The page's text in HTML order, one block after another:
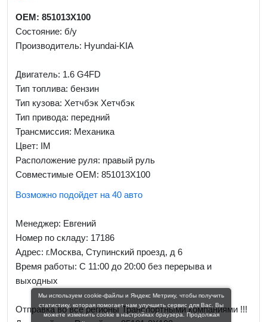
OEM: 851013X100
Состояние: б/у
Производитель: Hyundai-KIA
Двигатель: 1.6 G4FD
Тип топлива: бензин
Тип кузова: Хетчбэк Хетчбэк
Тип привода: передний
Трансмиссия: Механика
Цвет: IM
Расположение руля: правый руль
Совместимые OEM: 851013X100
Возможно подойдет на 40 авто
Менеджер: Евгений
Номер по складу: 17186
Адрес: г.Москва, Ступинский проезд, д 6
Время работы: С 11:00 до 20:00 без перерыва и
выходных
Отправка во все регионы Транспортными компаниями !!!
Мы используем cookie-файлы и Яндекс Метрику, чтобы получить
статистику, которая помогает нам улучшить сервис для Вас. Вы
можете изменить cookie в настройках браузера. Продолжая